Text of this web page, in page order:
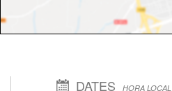
DATES HORA